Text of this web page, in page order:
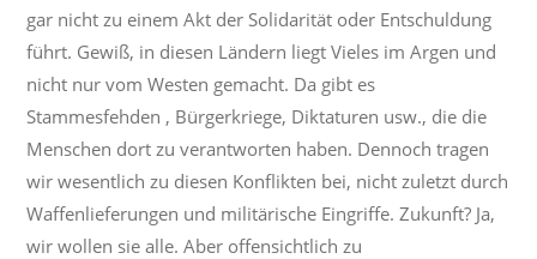
gar nicht zu einem Akt der Solidarität oder Entschuldung
führt. Gewiß, in diesen Ländern liegt Vieles im Argen und
nicht nur vom Westen gemacht. Da gibt es
Stammesfehden , Bürgerkriege, Diktaturen usw., die die
Menschen dort zu verantworten haben. Dennoch tragen
wir wesentlich zu diesen Konflikten bei, nicht zuletzt durch
Waffenlieferungen und militärische Eingriffe. Zukunft? Ja,
wir wollen sie alle. Aber offensichtlich zu